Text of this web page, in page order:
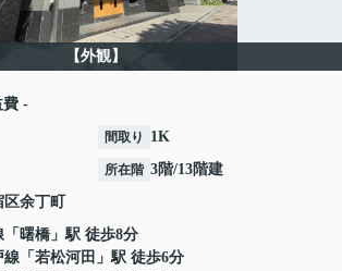
【外観】
費 -
間取り 1K
所在階 3階/13階建
区余丁町
「 曙橋 」駅 徒歩8分
線 「 若松河田 」駅 徒歩6分